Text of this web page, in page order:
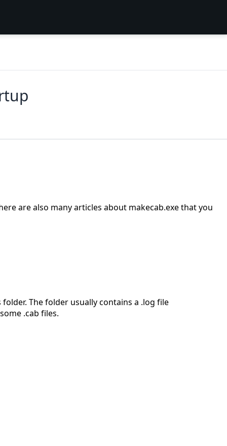
are also many articles about makecab.exe that you
folder. The folder usually contains a .log file
.cab files.